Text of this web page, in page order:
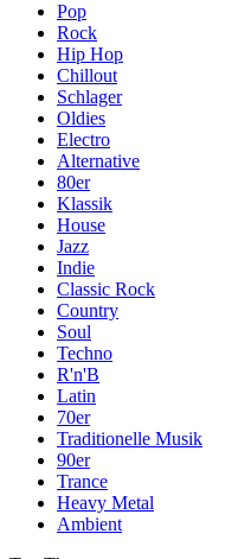
Pop
Rock
Hip Hop
Chillout
Schlager
Oldies
Electro
Alternative
80er
Klassik
House
Jazz
Indie
Classic Rock
Country
Soul
Techno
R'n'B
Latin
70er
Traditionelle Musik
90er
Trance
Heavy Metal
Ambient